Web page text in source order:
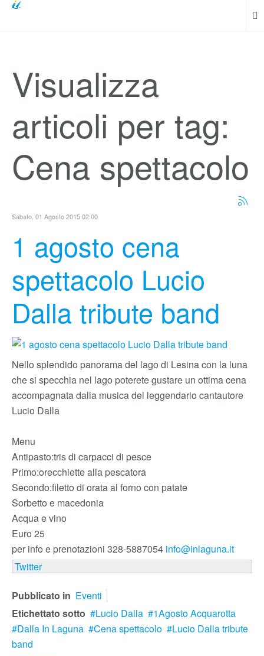
Visualizza
articoli per tag:
Cena spettacolo
Sabato, 01 Agosto 2015 02:00
1 agosto cena
spettacolo Lucio
Dalla tribute band
Nello splendido panorama del lago di Lesina con la luna
che si specchia nel lago poterete gustare un ottima cena
accompagnata dalla musica del leggendario cantautore
Lucio Dalla
Menu
Antipasto:tris di carpacci di pesce
Primo:orecchiette alla pescatora
Secondo:filetto di orata al forno con patate
Sorbetto e macedonia
Acqua e vino
Euro 25
per info e prenotazioni 328-5887054 info@inlaguna.it
Twitter
Pubblicato in Eventi
Etichettato sotto
Lucio Dalla
1Agosto Acquarotta
Dalla In Laguna
Cena spettacolo
Lucio Dalla tribute
band